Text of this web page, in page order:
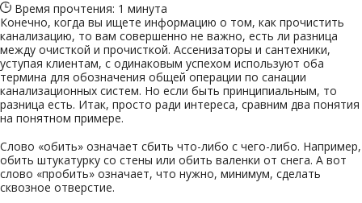
Время прочтения: 1 минута
Конечно, когда вы ищете информацию о том, как прочистить
канализацию, то вам совершенно не важно, есть ли разница
между очисткой и прочисткой. Ассенизаторы и сантехники,
уступая клиентам, с одинаковым успехом используют оба
термина для обозначения общей операции по санации
канализационных систем. Но если быть принципиальным, то
разница есть. Итак, просто ради интереса, сравним два понятия
на понятном примере.
Слово «обить» означает сбить что-либо с чего-либо. Например,
обить штукатурку со стены или обить валенки от снега. А вот
слово «пробить» означает, что нужно, минимум, сделать
сквозное отверстие.